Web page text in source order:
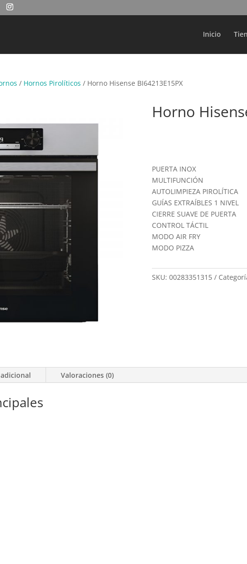
Inicio
Búsqueda
productos
/ Hornos Pirolíticos / Horno Hisense BI64213E15PX
Horno
PUERTA INOX
MULTIFUNCIÓN
AUTOLIMPIEZA PIROLÍTICA
GUÍAS EXTRAÍBLES 1 NIVEL
CIERRE SUAVE DE PUERTA
CONTROL TÁCTIL
MODO AIR FRY
MODO PIZZA
SKU: 00283351315
Valoraciones (0)